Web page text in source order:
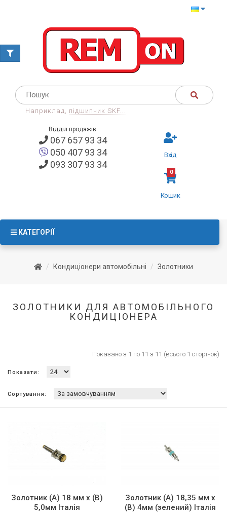
Наприклад, підшипник SKF...
Відділ продажів:
067 657 93 34
050 407 93 34
093 307 93 34
Вхід
Кошик
0
КАТЕГОРІЇ
Кондиціонери автомобільні Золотники
ЗОЛОТНИКИ ДЛЯ АВТОМОБІЛЬНОГО
КОНДИЦІОНЕРА
Показано з 1 по 11 з 11 (всього 1 сторінок)
Показати:
Сортування:
Золотник (А) 18 мм х (В)
5,0мм Італія
Золотник (А) 18,35 мм х
(В) 4мм (зелений) Італія